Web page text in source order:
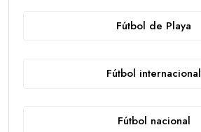
Fútbol de Playa
Fútbol internacional
Fútbol nacional